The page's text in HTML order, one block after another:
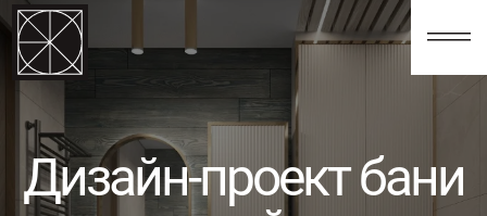
123
Дизайн-проект бани